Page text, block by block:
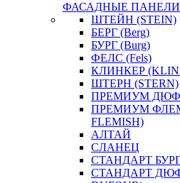
ФАСАДНЫЕ ПАНЕЛИ
ШТЕЙН (STEIN)
БЕРГ (Berg)
БУРГ (Burg)
ФЕЛС (Fels)
КЛИНКЕР
ШТЕРН (STERN)
ПРЕМИУМ
ПРЕМИУМ
FLEMISH)
АЛТАЙ
СЛАНЕЦ
СТАНДАРТ БУРГ
СТАНДАРТ